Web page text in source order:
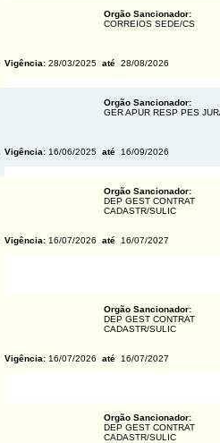
Orgão Sancionador:
CORREIOS SEDE/CS
Vigência: 28/03/2025 até 28/08/2026
Orgão Sancionador:
GER APUR RESP PES
Vigência: 16/06/2025 até
16/09/2026
Orgão Sancionador:
DEP GEST CONTRAT
CADASTR/SULIC
Vigência: 16/07/2026 até
16/07/2027
Orgão Sancionador:
DEP GEST CONTRAT
CADASTR/SULIC
Vigência: 16/07/2026 até
16/07/2027
Orgão Sancionador:
DEP GEST CONTRAT
CADASTR/SULIC